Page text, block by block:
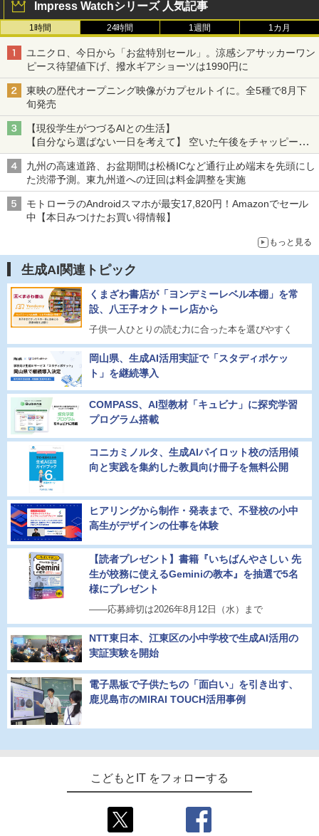
Impress Watchシリーズ 人気記事
1時間 24時間 1週間 1カ月
ユニクロ、今日から「お盆特別セール」。涼感シアサッカーワン
ピース待望値下げ、撥水ギアショーツは1990円に
東映の歴代オープニング映像がカプセルトイに。全5種で8月下
旬発売
【現役学生がつづるAIとの生活】
【自分なら選ばない一日を考えて】 空いた午後をチャッピーに
捧げたら、思わぬ絶景に出会った話
九州の高速道路、お盆期間は松橋ICなど通行止め端末を先頭にし
た渋滞予測。東九州道への迂回は料金調整を実施
モトローラのAndroidスマホが最安17,820円！Amazonでセール
中【本日みつけたお買い得情報】
もっと見る
生成AI関連トピック
くまざわ書店が「ヨンデミーレベル本棚」を常
設、八王子オクトーレ店から
子供一人ひとりの読む力に合った本を選びやすく
岡山県、生成AI活用実証で「スタディポケッ
ト」を継続導入
COMPASS、AI型教材「キュビナ」に探究学習
プログラム搭載
コニカミノルタ、生成AIパイロット校の活用傾
向と実践を集約した教員向け冊子を無料公開
ヒアリングから制作・発表まで、不登校の小中
高生がデザインの仕事を体験
【読者プレゼント】書籍『いちばんやさしい 先
生が校務に使えるGeminiの教本』を抽選で5名
様にプレゼント
――応募締切は2026年8月12日（水）まで
NTT東日本、江東区の小中学校で生成AI活用の
実証実験を開始
電子黒板で子供たちの「面白い」を引き出す、
鹿児島市のMIRAI TOUCH活用事例
こどもとIT をフォローする